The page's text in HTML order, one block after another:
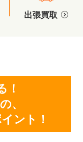
出張買取
！
、
ント！